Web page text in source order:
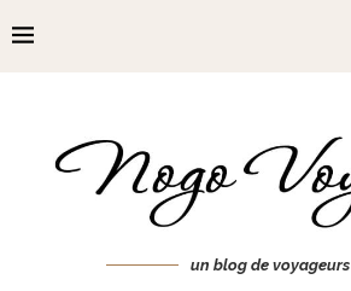
un blog de voyageurs